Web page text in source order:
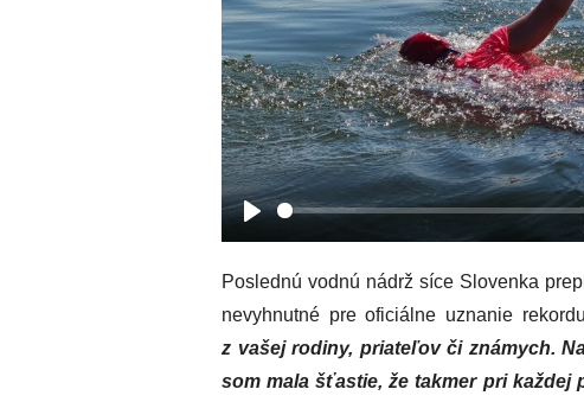
Play
Poslednú vodnú nádrž síce Slovenka
nevyhnutné pre oficiálne uznanie
z vašej rodiny, priateľov či známych.
som mala šťastie, že takmer pri